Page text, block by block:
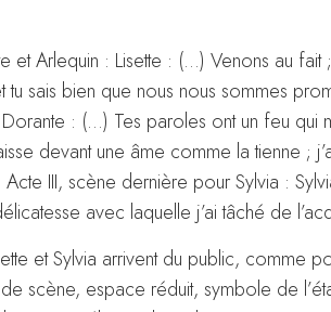
et Arlequin : Lisette : (…) Venons au fait ;
sais bien que nous nous sommes
: (…) Tes paroles ont un feu qui
devant une âme comme la tienne ;
III, scène dernière pour Sylvia :
avec laquelle j’ai tâché de
et Sylvia arrivent du public, comme
scène, espace réduit, symbole de